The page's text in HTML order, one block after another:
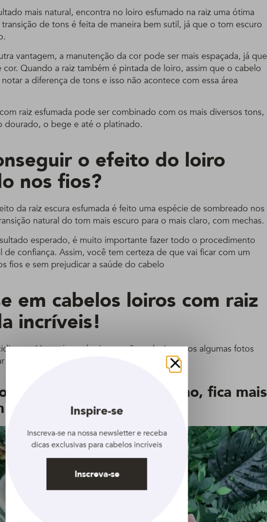
mais natural, encontra no loiro esfumado na raiz uma ótima
de tons é feita de maneira bem sutil, já que o tom escuro
vantagem, a manutenção da cor pode ser mais espaçada, já que
cor. Quando a raiz também é pintada de loiro, assim que o cabelo
a diferença de tons e isso não acontece com essa área
raiz esfumada pode ser combinado com os mais diversos tons,
dourado, o bege e até o platinado.
o efeito do loiro
nos fios?
da raiz escura esfumada é feito uma espécie de sombreado nos
natural do tom mais escuro para o mais claro, com mechas.
esperado, é muito importante fazer todo o procedimento
de confiança. Assim, você tem certeza de que vai ficar com um
fios e sem prejudicar a saúde do cabelo
em cabelos loiros com raiz
incríveis!
se vai investir na técnica ou não, selecionamos algumas fotos
em diferentes tons de loiro esfumado na raiz.
que é um tom clarinho, fica mais
a raiz esfumada
Fechar
Inspire-se
Inscreva-se na nossa newsletter e receba
dicas exclusivas para cabelos incríveis
Inscreva-se